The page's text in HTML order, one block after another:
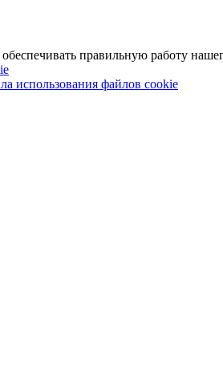
правильную работу
использования файлов cookie